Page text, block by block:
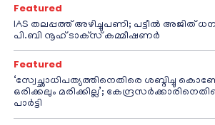
Featured
IAS തലപ്പത്ത് അഴിച്ചുപണി; പട്ടീല്‍ അജിത്
പി.ബി നൂഹ് ടാക്‌സ് കമ്മീഷണര്‍
Featured
‘സ്വേച്ഛാധിപത്യത്തിനെതിരെ ശബ്ദിച്ചു
ഒരിക്കലും മരിക്കില്ല’;
പാർട്ടി